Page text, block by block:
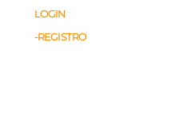
LOGIN
-REGISTRO